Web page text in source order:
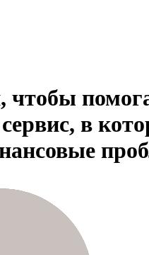
чтобы
в